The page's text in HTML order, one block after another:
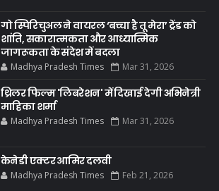
गो स्पिरिचुअल ने वायरल ‘बच्चा है तू मेरा’ ट्रेंड को
शांति, सकारात्मकता और आध्यात्मिक
जागरूकता के संदेश में बदला
Madhya Pradesh Times Mar 31, 2026
थ्रिलर फिल्म 'लिबरेशन' में दिखाई देगी अभिनेत्री
माहिका शर्मा
Madhya Pradesh Times Mar 31, 2026
केनेडी एक्टर आमिर दलवी
Madhya Pradesh Times Feb 21, 2026